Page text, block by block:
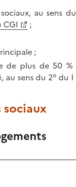
au sens du
CGI
;
;
de plus de 50 %
au sens du 2° du I